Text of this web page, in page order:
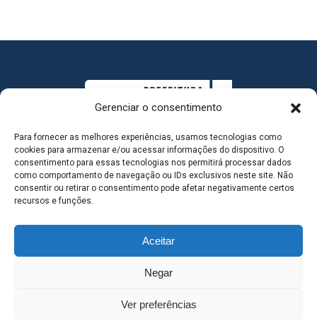
Gerenciar o consentimento
Para fornecer as melhores experiências, usamos tecnologias como
cookies para armazenar e/ou acessar informações do dispositivo. O
consentimento para essas tecnologias nos permitirá processar dados
como comportamento de navegação ou IDs exclusivos neste site. Não
consentir ou retirar o consentimento pode afetar negativamente certos
recursos e funções.
Aceitar
Negar
Ver preferências
MAPA DO SITE
SEDE DO ADMINISTRATIVO MUNICIPAL - Avenida
Contato: 67 98139-3237